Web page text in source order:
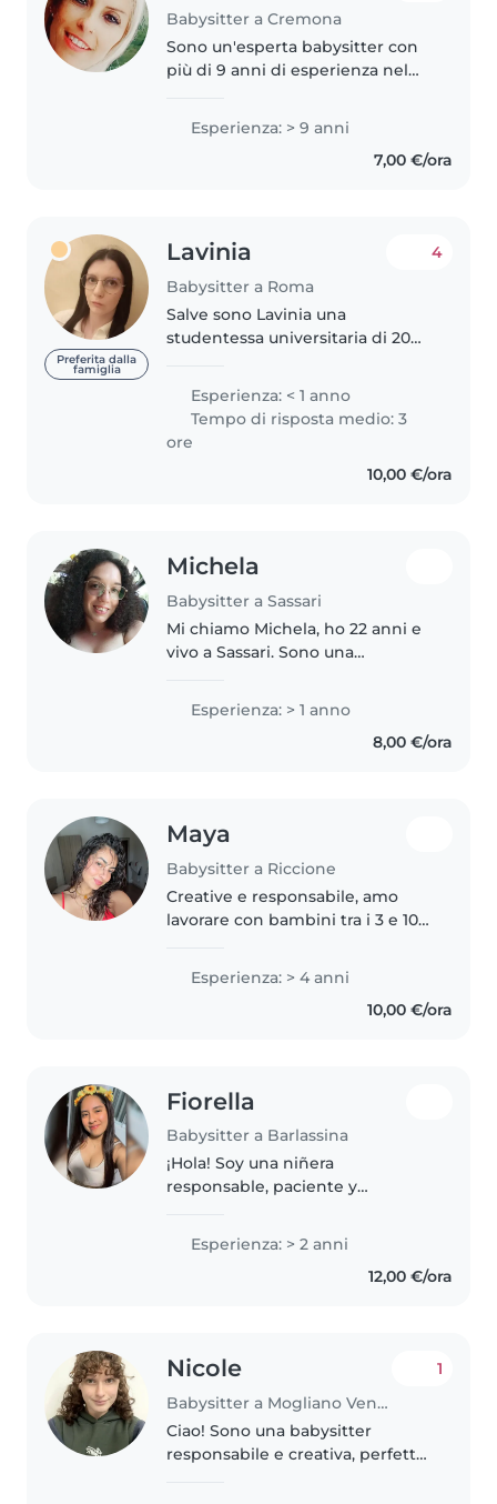
Babysitter a Cremona
Sono un'esperta babysitter con
più di 9 anni di esperienza nel
tutte le età, dai neonati agli
adolescenti. Sono una persona
Esperienza: > 9 anni
7,00 €/ora
Preferita dalla
famiglia
Lavinia
Babysitter a Roma
4
Salve sono Lavinia una
studentessa universitaria di 20
lavoro come babysitter part-time
o a tempo pieno. Mi è sempre
piaciuta l'idea di lavorare a
contatto..
Esperienza: < 1 anno
Tempo di risposta medio: 3
ore
10,00 €/ora
Michela
Babysitter a Sassari
Mi chiamo Michela, ho 22 anni e
vivo a Sassari. Sono una
attualmente sto concludendo gli
studi della triennale in Scienze
dell'Educazione. Sono una
Esperienza: > 1 anno
8,00 €/ora
Maya
Babysitter a Riccione
Creative e responsabile, amo
lavorare con bambini tra i 3 e 10
aiutandoli con i compiti e
organizzando gioco e attività
Esperienza: > 4 anni
10,00 €/ora
Fiorella
Babysitter a Barlassina
¡Hola! Soy una niñera
responsable, paciente y
de experiencia cuidando bebés,
niños pequeños y preescolares.
Tengo experiencia con niños con
Esperienza: > 2 anni
12,00 €/ora
Nicole
Babysitter a Mogliano Veneto
1
Ciao! Sono una babysitter
responsabile e creativa, perfetta